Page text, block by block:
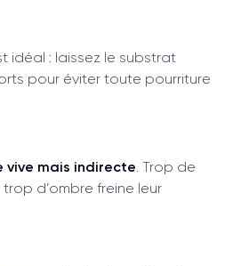
idéal : laissez le substrat
pour éviter toute pourriture
vive mais indirecte . Trop de
d’ombre freine leur